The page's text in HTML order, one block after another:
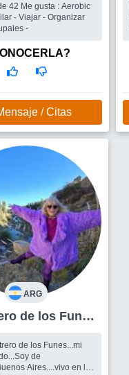
: Aerobic
- Viajar - Organizar
-
/ Citas
ARG
de los Funes
de los Funes...mi
de
Aires....vivo en los